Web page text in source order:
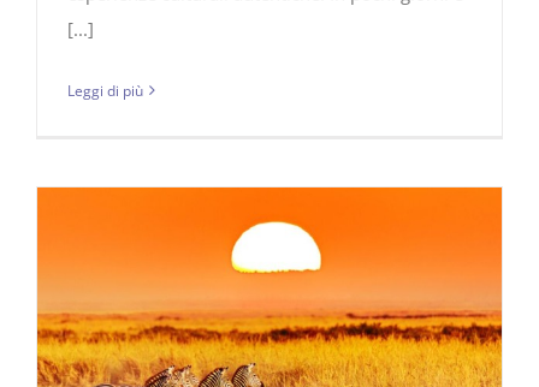
[...]
Leggi di più